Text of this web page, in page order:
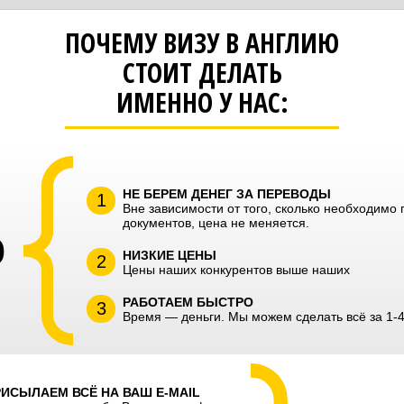
ПОЧЕМУ ВИЗУ В АНГЛИЮ
СТОИТ ДЕЛАТЬ
ИМЕННО У НАС:
НЕ БЕРЕМ ДЕНЕГ ЗА ПЕРЕВОДЫ
Вне зависимости от того, сколько необходимо
документов, цена не меняется.
НИЗКИЕ ЦЕНЫ
Цены наших конкурентов выше наших
РАБОТАЕМ БЫСТРО
Время — деньги. Мы можем сделать всё за 1-
ВСЁ НА ВАШ E-MAIL